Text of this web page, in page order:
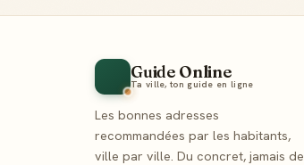
Guide Online
Ta ville, ton guide en ligne
Les bonnes adresses
recommandées par les habitants,
ville par ville. Du concret, jamais de